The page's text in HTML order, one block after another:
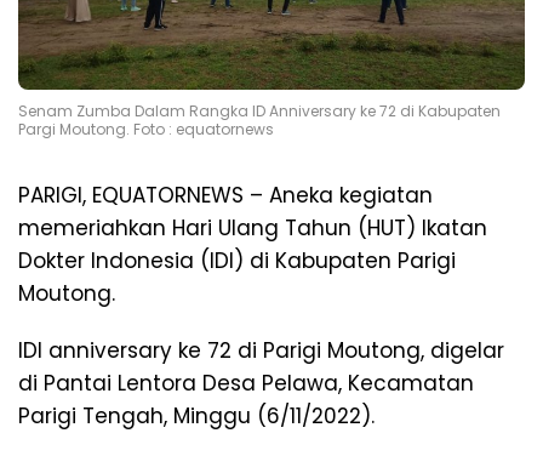
Senam Zumba Dalam Rangka ID Anniversary ke 72 di Kabupaten
Pargi Moutong. Foto : equatornews
PARIGI, EQUATORNEWS – Aneka kegiatan
memeriahkan Hari Ulang Tahun (HUT) Ikatan
Dokter Indonesia (IDI) di Kabupaten Parigi
Moutong.
IDI anniversary ke 72 di Parigi Moutong, digelar
di Pantai Lentora Desa Pelawa, Kecamatan
Parigi Tengah, Minggu (6/11/2022).